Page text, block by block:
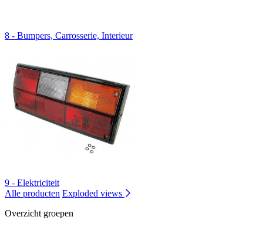
8 - Bumpers, Carrosserie, Interieur
9 - Elektriciteit
Alle producten Exploded views
Overzicht groepen